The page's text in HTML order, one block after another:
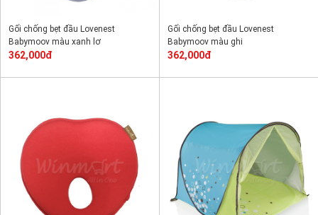
Gối chống bẹt đầu Lovenest
Babymoov màu xanh lơ
362,000đ
Gối chống bẹt đầu Lovenest
Babymoov màu ghi
362,000đ